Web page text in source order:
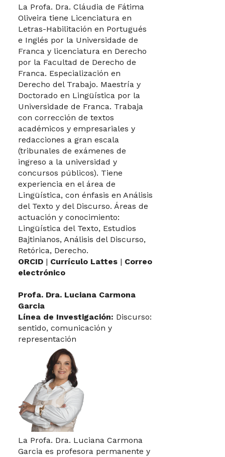
La Profa. Dra. Cláudia de Fátima
Oliveira tiene Licenciatura en
Letras-Habilitación en Portugués
e Inglés por la Universidade de
Franca y licenciatura en Derecho
por la Facultad de Derecho de
Franca. Especialización en
Derecho del Trabajo. Maestría y
Doctorado en Lingüística por la
Universidade de Franca. Trabaja
con corrección de textos
académicos y empresariales y
redacciones a gran escala
(tribunales de exámenes de
ingreso a la universidad y
concursos públicos). Tiene
experiencia en el área de
Lingüística, con énfasis en Análisis
del Texto y del Discurso. Áreas de
actuación y conocimiento:
Lingüística del Texto, Estudios
Bajtinianos, Análisis del Discurso,
Retórica, Derecho.
ORCID | Currículo Lattes | Correo
electrónico
Profa. Dra. Luciana Carmona
Garcia
Línea de Investigación: Discurso:
sentido, comunicación y
representación
La Profa. Dra. Luciana Carmona
Garcia es profesora permanente y